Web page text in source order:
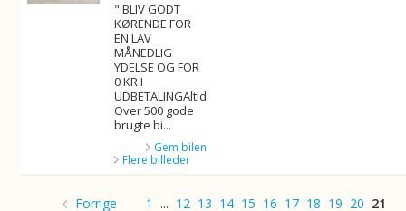
" BLIV GODT
KØRENDE FOR
EN LAV
MÅNEDLIG
YDELSE OG FOR
0 KR I
UDBETALINGAltid
Over 500 gode
brugte bi...
Gem bilen
Flere billeder
Forrige 1 ... 12 13 14 15 16 17 18 19 20 21